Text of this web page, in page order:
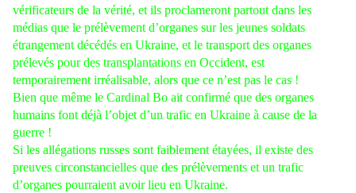
vérificateurs de la vérité, et ils proclameront partout dans les
médias que le prélèvement d’organes sur les jeunes soldats
étrangement décédés en Ukraine, et le transport des organes
prélevés pour des transplantations en Occident, est
temporairement irréalisable, alors que ce n’est pas le cas !
Bien que même le Cardinal Bo ait confirmé que des organes
humains font déjà l’objet d’un trafic en Ukraine à cause de la
guerre !
Si les allégations russes sont faiblement étayées, il existe des
preuves circonstancielles que des prélèvements et un trafic
d’organes pourraient avoir lieu en Ukraine.